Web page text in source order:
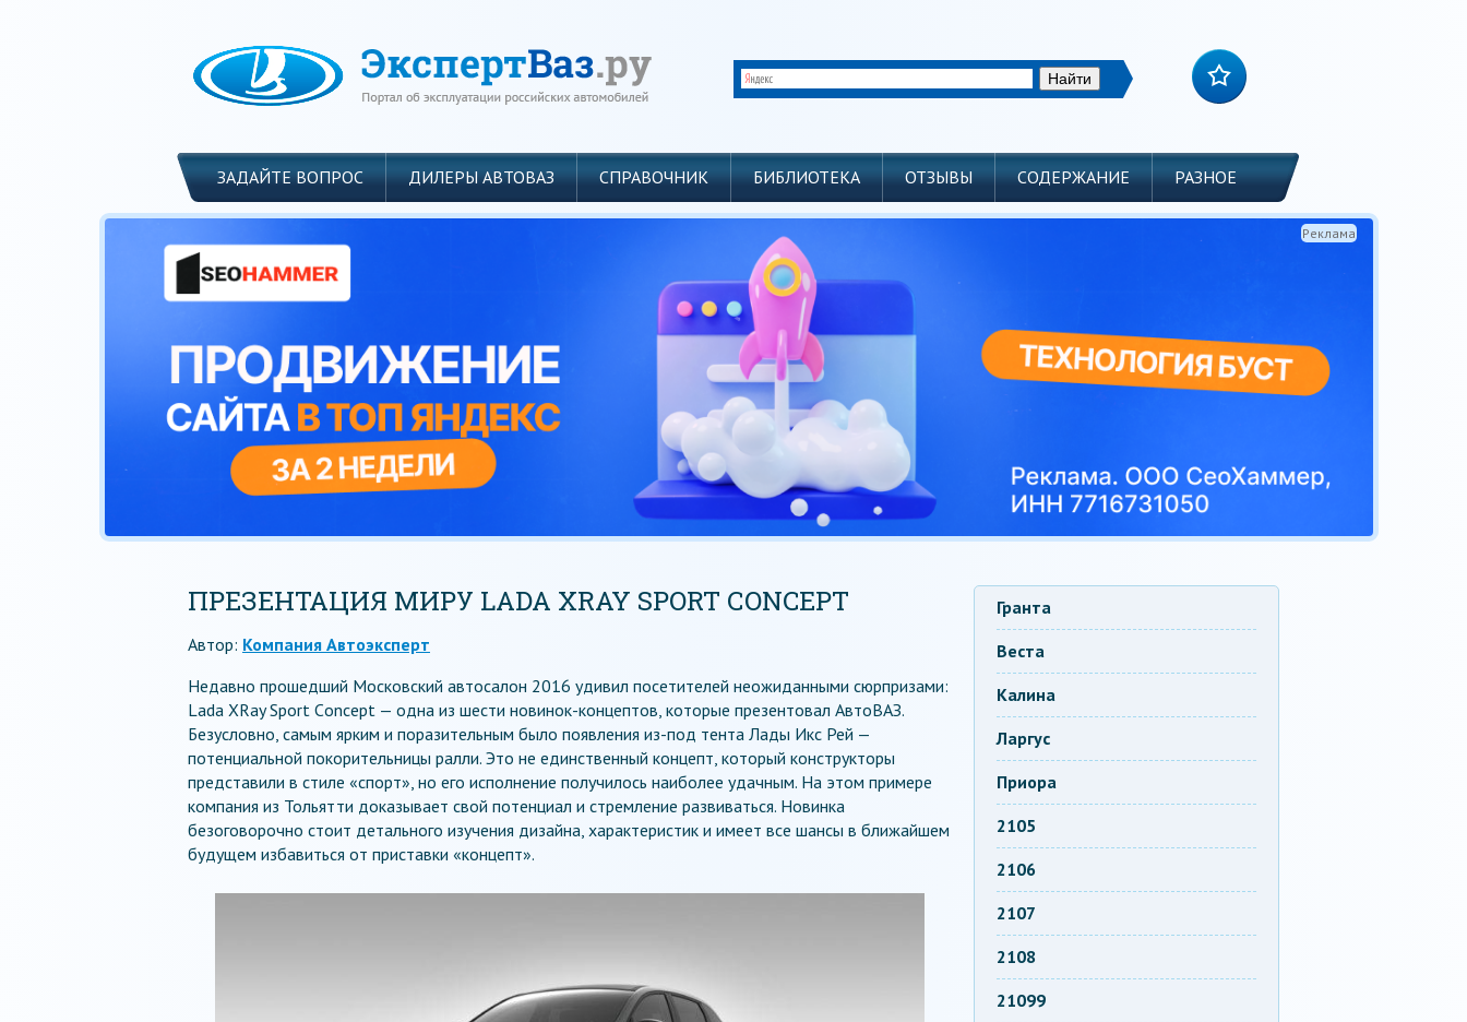
ЗАДАЙТЕ ВОПРОС ДИЛЕРЫ АВТОВАЗ СПРАВОЧНИК БИБЛИОТЕКА ОТЗЫВЫ СОДЕРЖАНИЕ РАЗНОЕ
Реклама
ПРЕЗЕНТАЦИЯ МИРУ LADA XRAY SPORT СONCEPT
Автор: Компания Автоэксперт
Недавно прошедший Московский автосалон 2016 удивил посетителей неожиданными сюрпризами:
Lada XRay Sport Сoncept — одна из шести новинок-концептов, которые презентовал АвтоВАЗ.
Безусловно, самым ярким и поразительным было появления из-под тента Лады Икс Рей —
потенциальной покорительницы ралли. Это не единственный концепт, который конструкторы
представили в стиле «спорт», но его исполнение получилось наиболее удачным. На этом примере
компания из Тольятти доказывает свой потенциал и стремление развиваться. Новинка
безоговорочно стоит детального изучения дизайна, характеристик и имеет все шансы в ближайшем
будущем избавиться от приставки «концепт».
Гранта
Веста
Калина
Ларгус
Приора
2105
2106
2107
2108
21099